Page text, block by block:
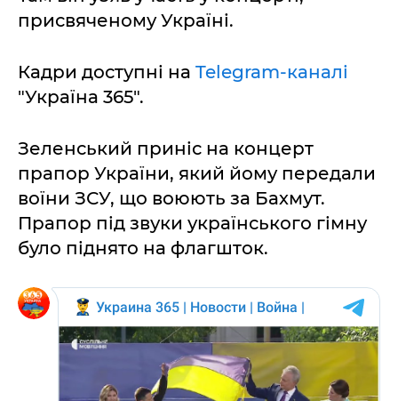
присвяченому Україні.
Кадри доступні на Telegram-каналі
"Україна 365".
Зеленський приніс на концерт
прапор України, який йому передали
воїни ЗСУ, що воюють за Бахмут.
Прапор під звуки українського гімну
було піднято на флагшток.